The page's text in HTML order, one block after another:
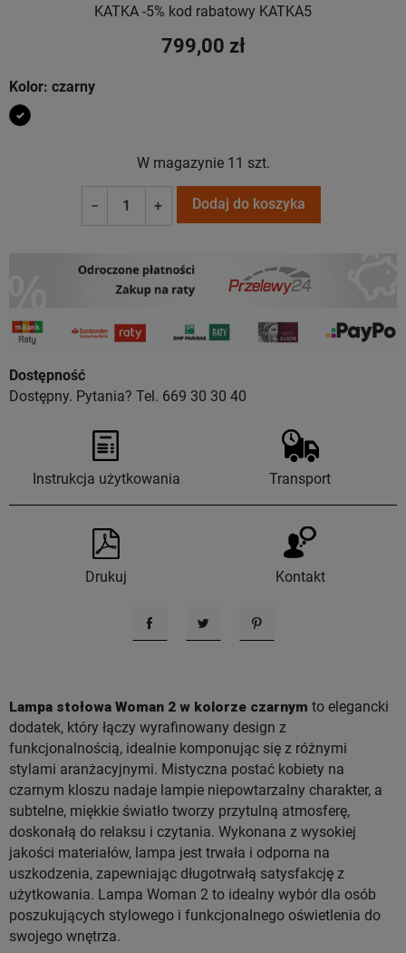
KATKA -5% kod rabatowy KATKA5
799,00 zł
Kolor: czarny
czarny
W magazynie 11 szt.
− + Dodaj do koszyka
Dostępność
Dostępny. Pytania? Tel. 669 30 30 40
Instrukcja użytkowania Transport
Drukuj Kontakt
UdostępnijTweetujPinterest
Lampa stołowa Woman 2 w kolorze czarnym to elegancki
dodatek, który łączy wyrafinowany design z
funkcjonalnością, idealnie komponując się z różnymi
stylami aranżacyjnymi. Mistyczna postać kobiety na
czarnym kloszu nadaje lampie niepowtarzalny charakter, a
subtelne, miękkie światło tworzy przytulną atmosferę,
doskonałą do relaksu i czytania. Wykonana z wysokiej
jakości materiałów, lampa jest trwała i odporna na
uszkodzenia, zapewniając długotrwałą satysfakcję z
użytkowania. Lampa Woman 2 to idealny wybór dla osób
poszukujących stylowego i funkcjonalnego oświetlenia do
swojego wnętrza.